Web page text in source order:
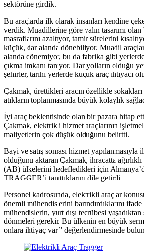
sektörüne girdik.
Bu araçlarda ilk olarak insanları kendine
verdik. Muadillerine göre yalın tasarımı olan
masraflarını azaltıyor, tamir sürelerini
küçük, dar alanda dönebiliyor. Muadil
alanda dönemiyor, bu da fabrika gibi
çıkma imkanı tanıyor. Dar yolların olduğu
şehirler, tarihi yerlerde küçük araç ihtiyacı
Çakmak, ürettikleri aracın özellikle
atıkların toplanmasında büyük kolaylık
İyi araç beklentisinde olan bir pazara hitap
Çakmak, elektrikli hizmet araçlarının
maliyetlerin çok düşük olduğunu belirtti.
Bayi ve satış sonrası hizmet yapılanmasıyla
olduğunu aktaran Çakmak, ihracatta
(AB) ülkelerini hedefledikleri için
TRAGGER’i tanıttıklarını dile getirdi.
Personel kadrosunda, elektrikli araçlar
önemli mühendislerini barındırdıklarını
mühendislerin, yurt dışı tecrübesi
dönmeleri gerekir. Bu ülkenin en büyük
onlara ihtiyaç var.” değerlendirmesinde